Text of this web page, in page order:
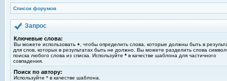
Список форумов
Запрос
Ключевые слова:
Вы можете использовать + , чтобы определить слова, которые должны быть в
для слов, которых в результатах быть не должно. Вы можете разделить слова
поиска любого слова из списка. Используйте * в качестве шаблона для частичного
совпадения.
Поиск по автору:
Используйте * в качестве шаблона.